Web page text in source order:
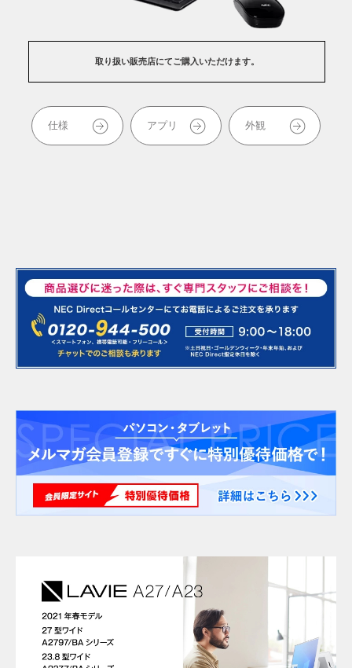
＊3：BS・110度CSデジタル放送用アンテナへの電源供給機能はありませ
ん。このため別途「電源供給器」が必要な場合があります。詳細は「衛星デ
ジタル放送アンテナ用電源供給器について」で事前にご確認ください。
BS・110度CSデジタル放送による4K・8K放送の受信機能は搭載していませ
シックモダンなお部屋に似合うファインブラック
＊1： ディスプレイ最小傾斜、カメラ収納時。
テル® Core™ i5-10210U、 第10世代 インテル® Core™ i3-10110U も選択可
＊2：HA770/RAシリーズのみ。
＊3：HA770/RAシリーズに搭載。
＊2：あらかじめユーザごとに顔の登録と起動するアプリの設定が必要で
す。また、周囲の環境によっては、認識できない場合があります。
－ブルーレイディスクドライブ（BDXL™ 対応）搭載*1
－地上・BS・110度CSデジタル3波対応TVチューナ搭載 で2番組同
－HDMI入力端子で家庭用ゲーム機の大画面モニターやデジタルビデ
オカメラの映像出力に利用可能*3
画も臨場感あふれるサウンドで楽しめる
※快適にテレビをご覧いただくには、SmartVision以外のアプリを終了して
からご視聴ください。
容量データを一度にメモリに読み込んで、快適に処理できます。高解
像度写真やHD映像の編集作業などがスピードアップします。
ストレージを選択可能
State Storage」、大容量と高速起動を両立する「SSD＋HDD」や
「HDD＋インテル® Optane™ メモリー」など、用途に合わせてスト
レージを選択できます。
※TV選択時、SSD単体は選択不可。
2番組同時視聴・録画も実現できる
同時視聴や、2番組同時にフルHD解像度で約16倍録画
も可能です。
＊1：ダイレクトモード比。約16倍の長時間録画が可能なのは、BS・
110度CSデジタル放送の場合。地上デジタル放送は約11倍録画となり
ます。
HA770/RAシリーズ HA370/RAシリーズ
取り扱い販売店にてご購入いただけます。
仕様 アプリ 外観